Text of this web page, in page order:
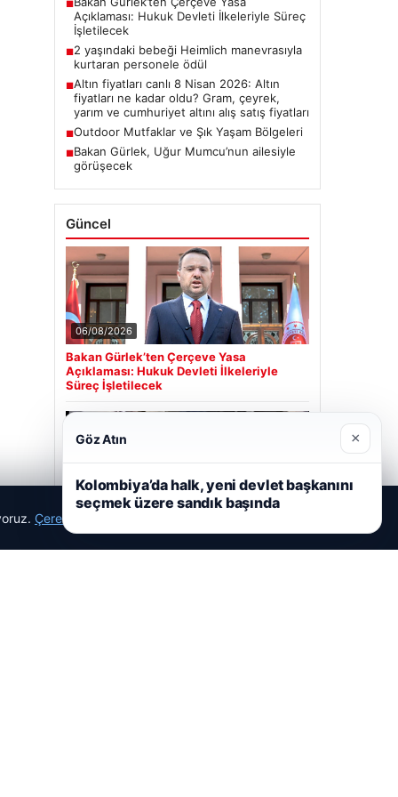
■
Açıklaması: Hukuk Devleti İlkeleriyle Süreç
İşletilecek
■2 yaşındaki bebeği Heimlich manevrasıyla
kurtaran personele ödül
■Altın fiyatları canlı 8 Nisan 2026: Altın
fiyatları ne kadar oldu? Gram, çeyrek,
yarım ve cumhuriyet altını alış satış fiyatları
■Outdoor Mutfaklar ve Şık Yaşam Bölgeleri
■Bakan Gürlek, Uğur Mumcu’nun ailesiyle
görüşecek
Güncel
06/08/2026
Bakan Gürlek’ten Çerçeve Yasa
Açıklaması: Hukuk Devleti İlkeleriyle
Süreç İşletilecek
05/08/2026
kurtaran personele ödül
Çerez Politikamız
Göz Atın ×
Kolombiya’da halk, yeni devlet başkanını
seçmek üzere sandık başında